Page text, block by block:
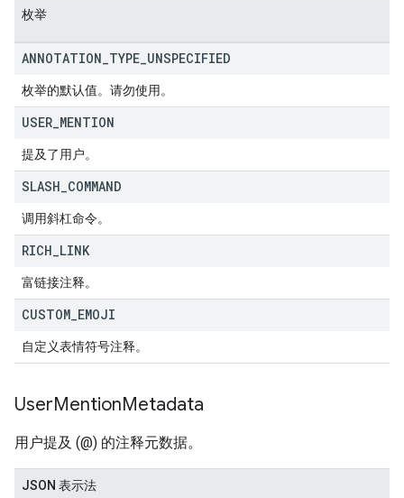
枚举
ANNOTATION TYPE UNSPECIFIED
枚举的默认值。请勿使用。
USER MENTION
提及了用户。
SLASH COMMAND
调用斜杠命令。
RICH LINK
富链接注释。
CUSTOM EMOJI
自定义表情符号注释。
UserMentionMetadata
用户提及 (@) 的注释元数据。
JSON 表示法